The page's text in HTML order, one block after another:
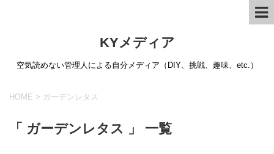
KYメディア
空気読めない管理人による自分メディア（DIY、挑戦、趣味、etc.）
HOME > ガーデンレタス
「 ガーデンレタス 」 一覧